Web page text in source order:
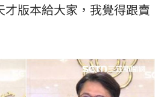
版本給大家，我覺得跟賣